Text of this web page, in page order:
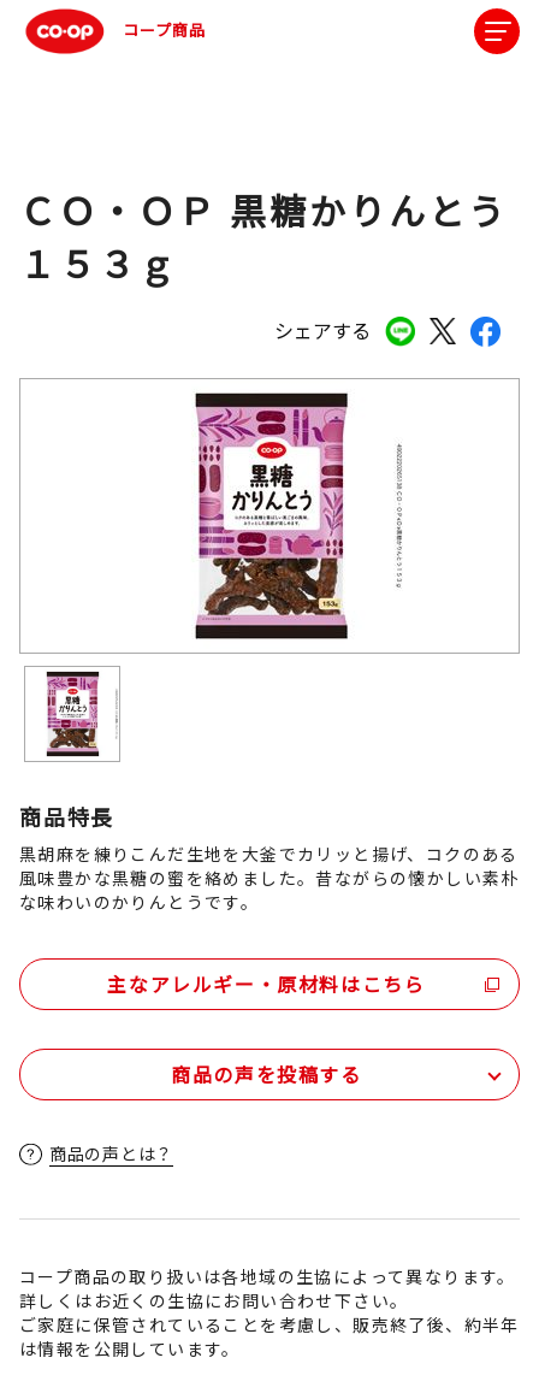
コープ商品
シェアする
ＣＯ・ＯＰ 黒糖かりんとう
１５３ｇ
商品特長
黒胡麻を練りこんだ生地を大釜でカリッと揚げ、コクのある
風味豊かな黒糖の蜜を絡めました。昔ながらの懐かしい素朴
な味わいのかりんとうです。
主なアレルギー・原材料はこちら
商品の声を投稿する
商品の声とは？
コープ商品の取り扱いは各地域の生協によって異なります。
詳しくはお近くの生協にお問い合わせ下さい。
ご家庭に保管されていることを考慮し、販売終了後、約半年
は情報を公開しています。